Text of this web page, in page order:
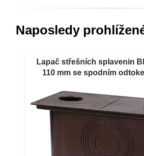
Naposledy
Lapač střešních splavenin
110 mm se spodním
50-110 mm a spodním